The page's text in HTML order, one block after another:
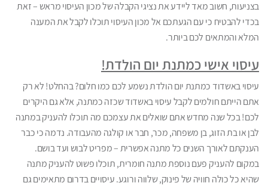
בצניעות, חשוב מאד ליידע את נציגי הקבלה של מכון העיסוי מראש – זאת
בכדי להבטיח כי עם הגעתכם אל מכון העיסוי תוכלו לקבל את המענה
המלא והמתאים לכם ביותר.
עיסוי אישי כמתנת יום הולדת!
עיסוי באשדוד כמתנת יום הולדת נשמע לכם כמו חלום? בהחלט! לא רק
אתם הייתם חולמים לקבל עיסוי באשדוד שכזה כמתנה, אלא גם היקרים
לכם! בכל שנה מחדש אתם שואלים את עצמכם מה תוכלו להעניק במתנה
לבן או בת הזוג, בן משפחה, מכר, חבר או קולגה מהעבודה. נדמה כי כבר
הענקתם לאורך השנים כל מתנה אפשרית – מפריט לבוש ועד בושם.
במקום להעניק פעם נוספת מתנה חומרית, תוכלו פשוט להעניק מתנה
שהיא כל כולה חוויה של פינוק, שלווה ורוגע. עיסויים בדרום מתאימים גם